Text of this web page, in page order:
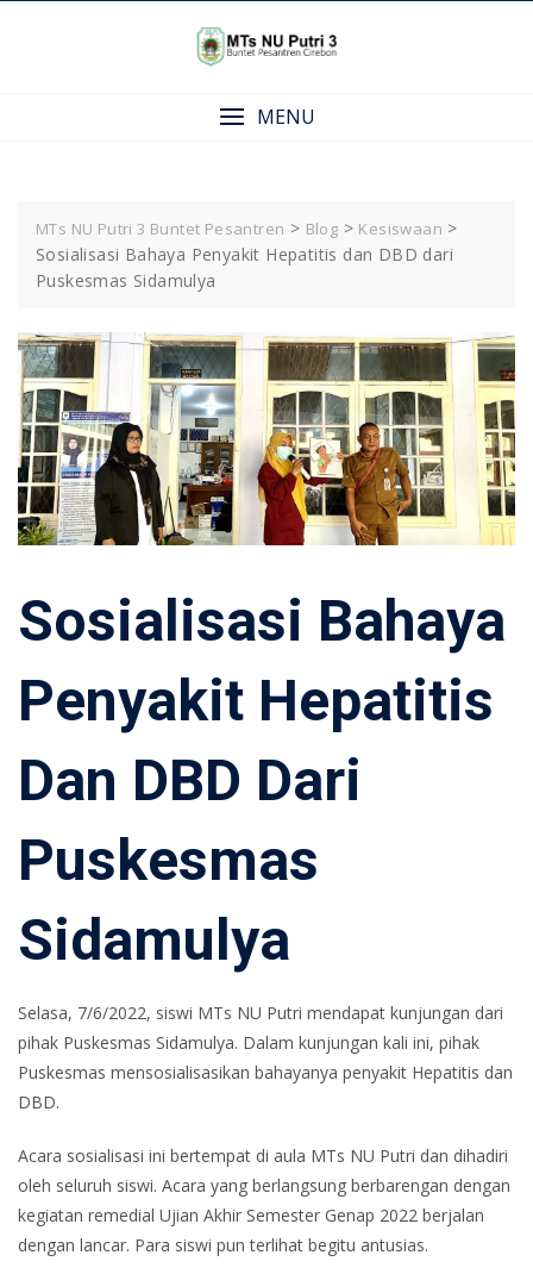
MENU
MTs NU Putri 3 Buntet Pesantren > Blog > Kesiswaan >
Sosialisasi Bahaya Penyakit Hepatitis dan DBD dari
Puskesmas Sidamulya
Sosialisasi Bahaya
Penyakit Hepatitis
Dan DBD Dari
Puskesmas
Sidamulya
Selasa, 7/6/2022, siswi MTs NU Putri mendapat kunjungan dari
pihak Puskesmas Sidamulya. Dalam kunjungan kali ini, pihak
Puskesmas mensosialisasikan bahayanya penyakit Hepatitis dan
DBD.
Acara sosialisasi ini bertempat di aula MTs NU Putri dan dihadiri
oleh seluruh siswi. Acara yang berlangsung berbarengan dengan
kegiatan remedial Ujian Akhir Semester Genap 2022 berjalan
dengan lancar. Para siswi pun terlihat begitu antusias.